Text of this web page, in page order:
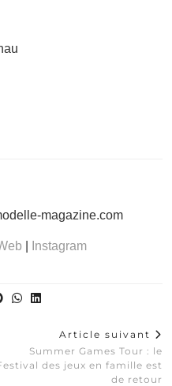
magazine.com
Instagram
Article suivant
Summer Games Tour : le
des jeux en famille est
de retour